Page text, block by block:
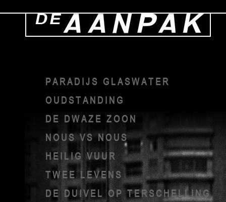
PARADIJS GLASWATER
OUDSTANDING
DE DWAZE ZOON
NOUS VS NOUS
HEILIG VUUR
TWEE LEVENS
DE DUIVEL OP TERSCHELLING